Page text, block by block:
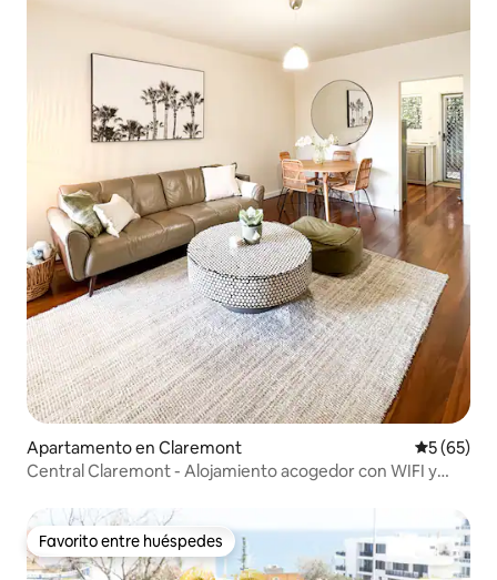
Apartamento en Claremont
5 (65)
Central Claremont - Alojamiento acogedor con WIFI y
Favorito entre huéspedes
Favorito entre huéspedes